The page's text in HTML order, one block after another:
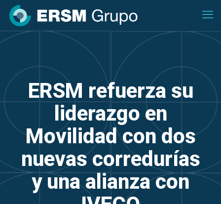
ERSM refuerza su
liderazgo en
Movilidad con dos
nuevas corredurías
y una alianza con